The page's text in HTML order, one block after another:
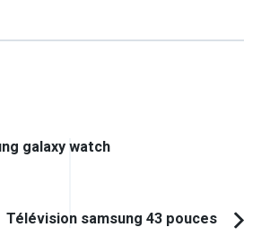
galaxy watch
Télévision samsung 43 pouces